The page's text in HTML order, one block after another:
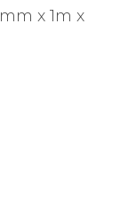
x 1m x